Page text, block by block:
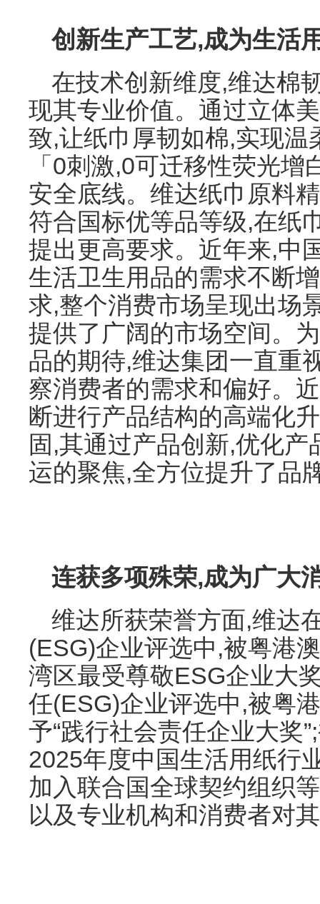
创新生产工艺,成为生活
在技术创新维度,维达棉
现其专业价值。通过立体
致,让纸巾厚韧如棉,实现
「0刺激,0可迁移性荧光
安全底线。维达纸巾原料
符合国标优等品等级,在纸
提出更高要求。近年来,中
生活卫生用品的需求不断
求,整个消费市场呈现出场
提供了广阔的市场空间。
品的期待,维达集团一直重
察消费者的需求和偏好。
断进行产品结构的高端化
固,其通过产品创新,优化
运的聚焦,全方位提升了品
连获多项殊荣,成为广大
维达所获荣誉方面,维达
(ESG)企业评选中,被粤港
湾区最受尊敬ESG企业大
任(ESG)企业评选中,被粤
予“践行社会责任企业大奖
2025年度中国生活用纸行
加入联合国全球契约组织
以及专业机构和消费者对